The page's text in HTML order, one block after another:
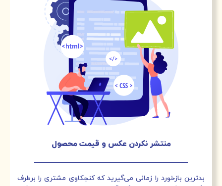
منتشر نکردن عکس و قیمت محصول
بدترین بازخورد را زمانی می‌گیرید که کنجکاوی مشتری را برطرف